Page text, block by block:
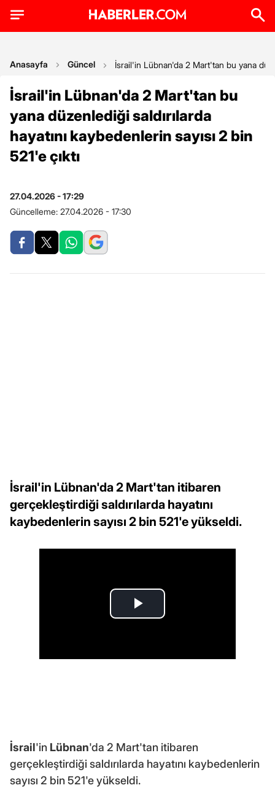
Anasayfa Güncel İsrail'in Lübnan'da 2 Mart'tan bu yana
İsrail'in Lübnan'da 2 Mart'tan bu
yana düzenlediği saldırılarda
hayatını kaybedenlerin sayısı 2 bin
521'e çıktı
27.04.2026 - 17:29
Güncelleme: 27.04.2026 - 17:30
İsrail'in Lübnan'da 2 Mart'tan itibaren
gerçekleştirdiği saldırılarda hayatını
kaybedenlerin sayısı 2 bin 521'e yükseldi.
İsrail'in Lübnan'da 2 Mart'tan itibaren
gerçekleştirdiği saldırılarda hayatını kaybedenlerin
sayısı 2 bin 521'e yükseldi.